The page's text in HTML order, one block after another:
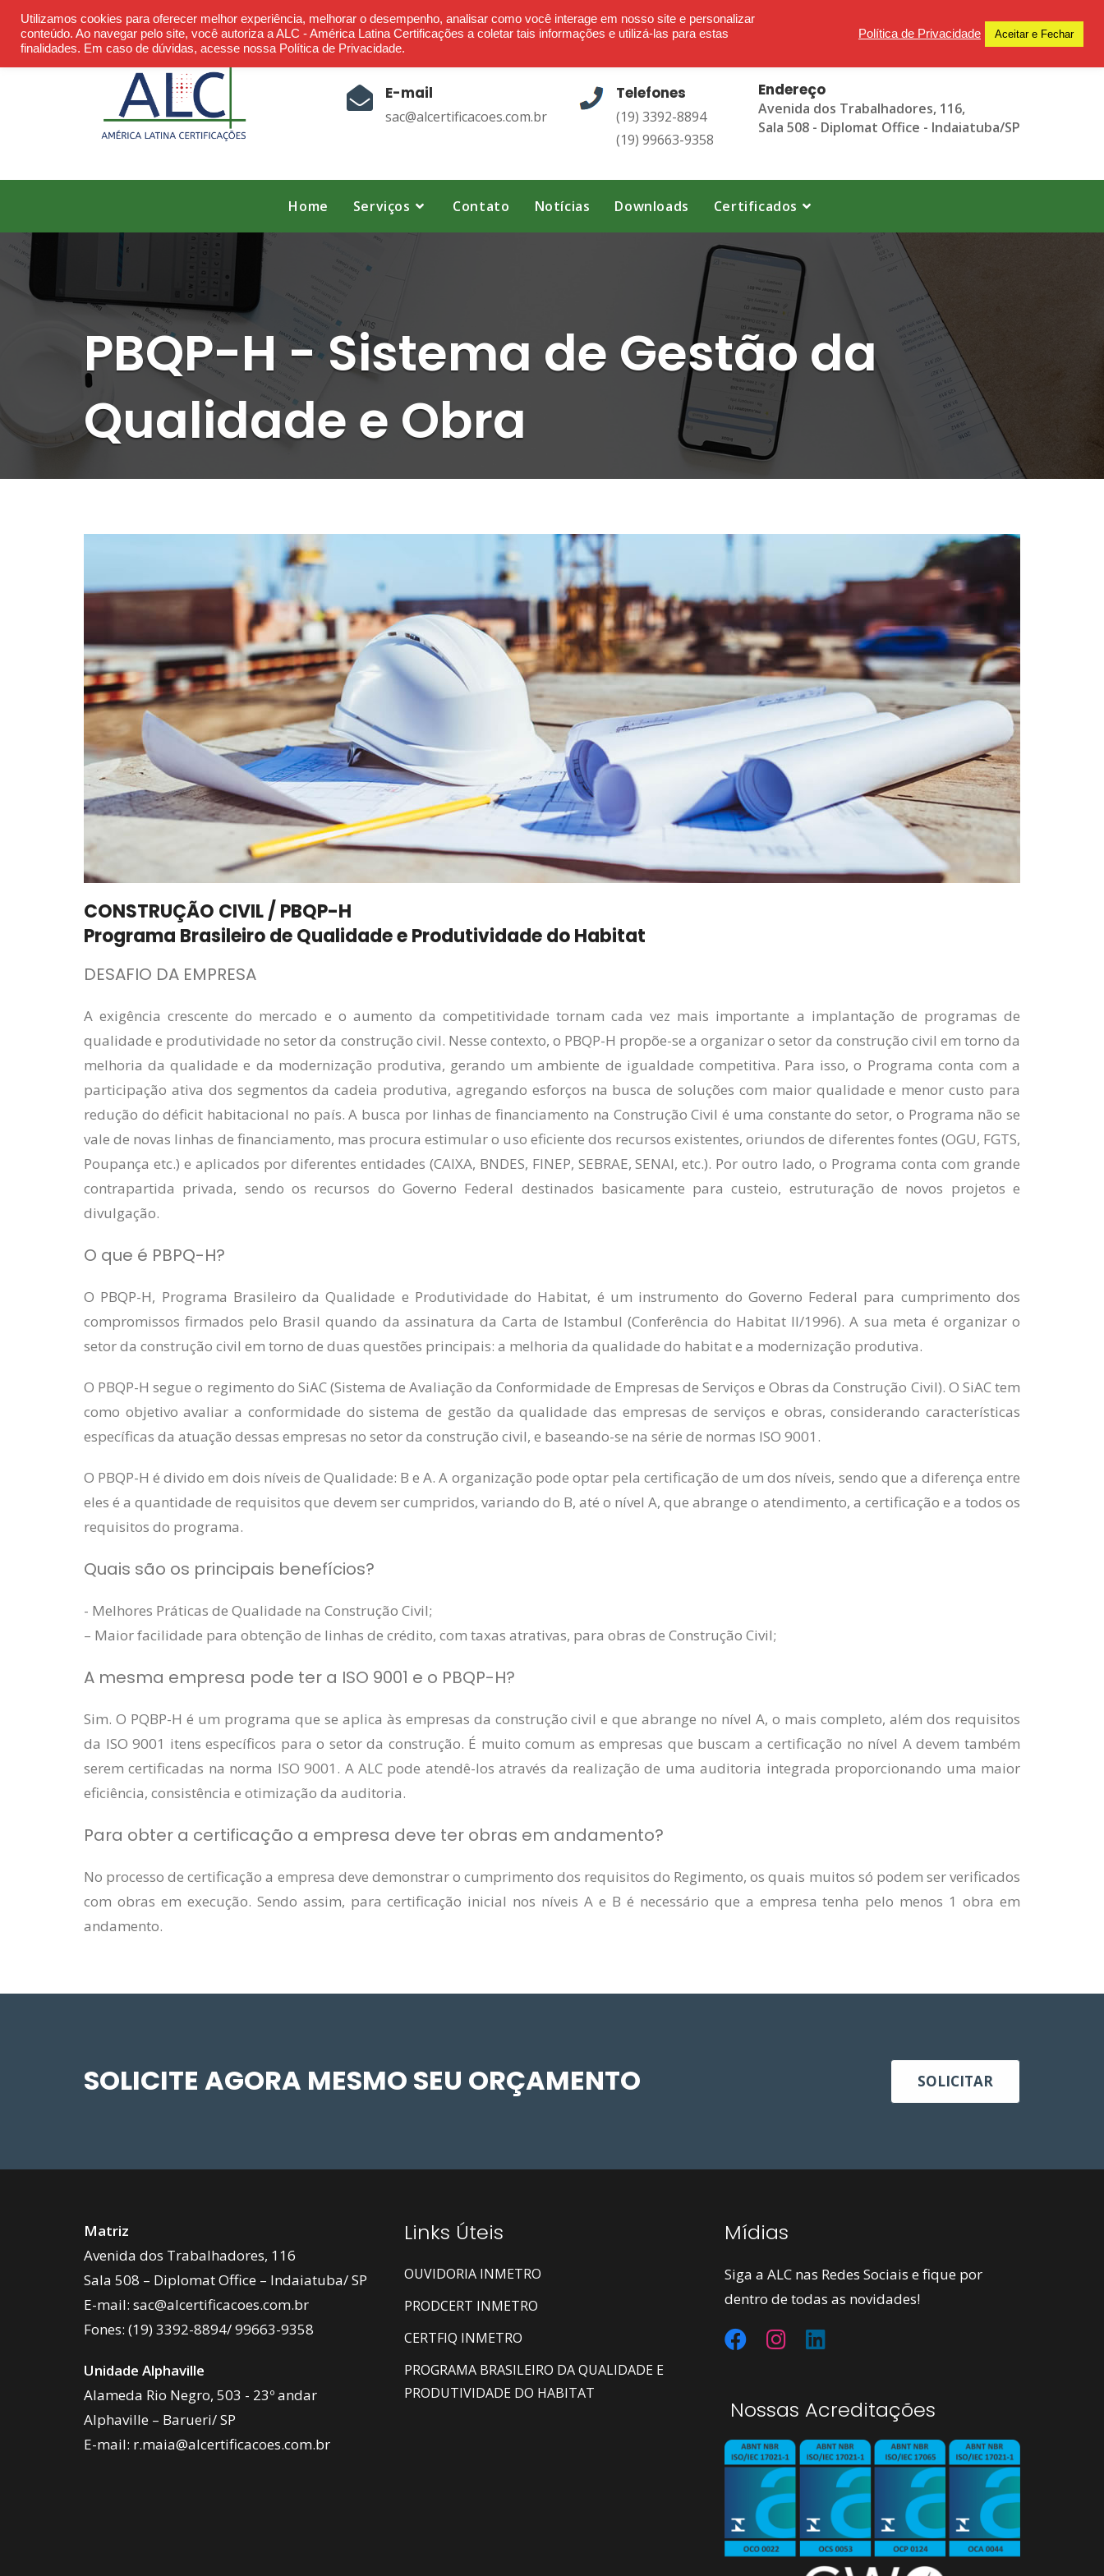
content
Ética - Confiança - Credibilidade - Transparência
E-mail
sac@alcertificacoes.com.br
Telefones
(19) 3392-8894
(19) 99663-9358
Endereço
Avenida dos Trabalhadores, 116,
Sala 508 - Diplomat Office - Indaiatuba/SP
Home Serviços Contato Notícias Downloads Certificados
PBQP-H - Sistema de Gestão da
Qualidade e Obra
CONSTRUÇÃO CIVIL / PBQP-H
Programa Brasileiro de Qualidade e Produtividade do Habitat
DESAFIO DA EMPRESA
A exigência crescente do mercado e o aumento da competitividade tornam cada vez mais importante a implantação de programas de
qualidade e produtividade no setor da construção civil. Nesse contexto, o PBQP-H propõe-se a organizar o setor da construção civil em torno da
melhoria da qualidade e da modernização produtiva, gerando um ambiente de igualdade competitiva. Para isso, o Programa conta com a
participação ativa dos segmentos da cadeia produtiva, agregando esforços na busca de soluções com maior qualidade e menor custo para
redução do déficit habitacional no país. A busca por linhas de financiamento na Construção Civil é uma constante do setor, o Programa não se
vale de novas linhas de financiamento, mas procura estimular o uso eficiente dos recursos existentes, oriundos de diferentes fontes (OGU, FGTS,
Poupança etc.) e aplicados por diferentes entidades (CAIXA, BNDES, FINEP, SEBRAE, SENAI, etc.). Por outro lado, o Programa conta com grande
contrapartida privada, sendo os recursos do Governo Federal destinados basicamente para custeio, estruturação de novos projetos e
divulgação.
O que é PBPQ-H?
O PBQP-H, Programa Brasileiro da Qualidade e Produtividade do Habitat, é um instrumento do Governo Federal para cumprimento dos
compromissos firmados pelo Brasil quando da assinatura da Carta de Istambul (Conferência do Habitat II/1996). A sua meta é organizar o
setor da construção civil em torno de duas questões principais: a melhoria da qualidade do habitat e a modernização produtiva.
O PBQP-H segue o regimento do SiAC (Sistema de Avaliação da Conformidade de Empresas de Serviços e Obras da Construção Civil). O SiAC tem
como objetivo avaliar a conformidade do sistema de gestão da qualidade das empresas de serviços e obras, considerando características
específicas da atuação dessas empresas no setor da construção civil, e baseando-se na série de normas ISO 9001.
O PBQP-H é divido em dois níveis de Qualidade: B e A. A organização pode optar pela certificação de um dos níveis, sendo que a diferença entre
eles é a quantidade de requisitos que devem ser cumpridos, variando do B, até o nível A, que abrange o atendimento, a certificação e a todos os
requisitos do programa.
Quais são os principais benefícios?
- Melhores Práticas de Qualidade na Construção Civil;
– Maior facilidade para obtenção de linhas de crédito, com taxas atrativas, para obras de Construção Civil;
A mesma empresa pode ter a ISO 9001 e o PBQP-H?
Sim. O PQBP-H é um programa que se aplica às empresas da construção civil e que abrange no nível A, o mais completo, além dos requisitos
da ISO 9001 itens específicos para o setor da construção. É muito comum as empresas que buscam a certificação no nível A devem também
serem certificadas na norma ISO 9001. A ALC pode atendê-los através da realização de uma auditoria integrada proporcionando uma maior
eficiência, consistência e otimização da auditoria.
Para obter a certificação a empresa deve ter obras em andamento?
No processo de certificação a empresa deve demonstrar o cumprimento dos requisitos do Regimento, os quais muitos só podem ser verificados
com obras em execução. Sendo assim, para certificação inicial nos níveis A e B é necessário que a empresa tenha pelo menos 1 obra em
andamento.
SOLICITE AGORA MESMO SEU ORÇAMENTO SOLICITAR
Matriz
Avenida dos Trabalhadores, 116
Sala 508 – Diplomat Office – Indaiatuba/ SP
E-mail: sac@alcertificacoes.com.br
Fones: (19) 3392-8894/99663-9358
Unidade Alphaville
Alameda Rio Negro, 503 - 23º andar
Alphaville – Barueri/ SP
E-mail: r.maia@alcertificacoes.com.br
Links Úteis
OUVIDORIA INMETRO
PRODCERT INMETRO
CERTFIQ INMETRO
PROGRAMA BRASILEIRO DA QUALIDADE E
PRODUTIVIDADE DO HABITAT
Mídias
Siga a ALC nas Redes Sociais e fique por
dentro de todas as novidades!
Nossas Acreditações
Utilizamos cookies para oferecer melhor experiência, melhorar o desempenho, analisar como você interage em nosso site e personalizar
conteúdo. Ao navegar pelo site, você autoriza a ALC - América Latina Certificações a coletar tais informações e utilizá-las para estas
finalidades. Em caso de dúvidas, acesse nossa Política de Privacidade.
Política de Privacidade Aceitar e Fechar